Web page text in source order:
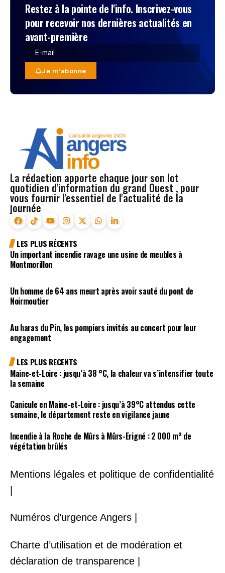
Restez à la pointe de l'info. Inscrivez-vous
pour recevoir nos dernières actualités en
avant-première
Je m'abonne
La rédaction apporte chaque jour son lot
quotidien d'information du grand Ouest , pour
vous fournir l'essentiel de l'actualité de la
journée
LES PLUS RÉCENTS
Un important incendie ravage une usine de meubles à
Montmorillon
Un homme de 64 ans meurt après avoir sauté du pont de
Noirmoutier
Au haras du Pin, les pompiers invités au concert pour leur
engagement
LES PLUS RECENTS
Maine-et-Loire : jusqu’à 38 °C, la chaleur va s’intensifier toute
la semaine
Canicule en Maine-et-Loire : jusqu’à 39°C attendus cette
semaine, le département reste en vigilance jaune
Incendie à la Roche de Mûrs à Mûrs-Erigné : 2 000 m² de
végétation brûlés
Mentions légales et politique de confidentialité
Numéros d’urgence Angers |
Charte d’utilisation et de modération et
déclaration de transparence |